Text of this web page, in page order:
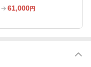
61,000円